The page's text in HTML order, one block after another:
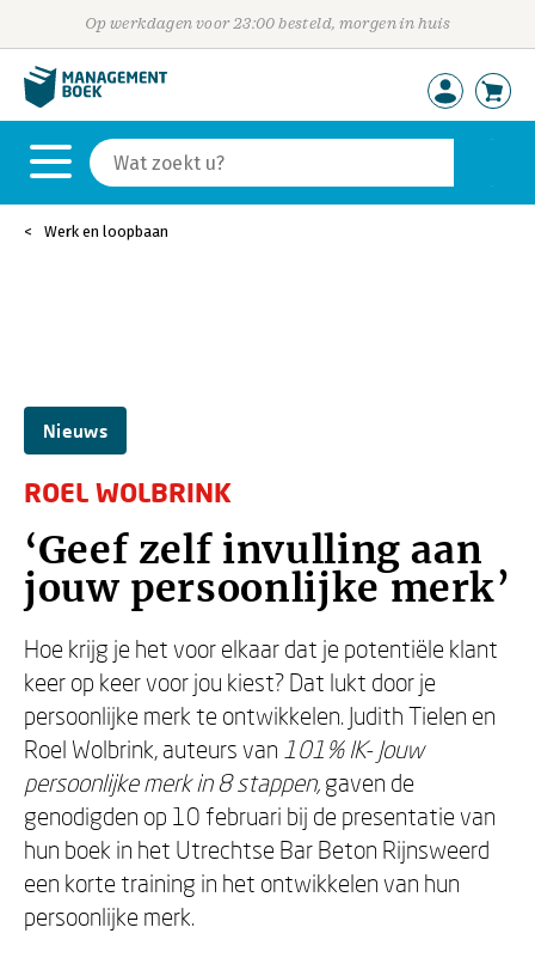
Op werkdagen voor 23:00 besteld, morgen in huis
Werk en loopbaan
Nieuws
ROEL WOLBRINK
‘Geef zelf invulling aan
jouw persoonlijke merk’
Hoe krijg je het voor elkaar dat je potentiële klant
keer op keer voor jou kiest? Dat lukt door je
persoonlijke merk te ontwikkelen. Judith Tielen en
Roel Wolbrink, auteurs van 101% IK- Jouw
persoonlijke merk in 8 stappen, gaven de
genodigden op 10 februari bij de presentatie van
hun boek in het Utrechtse Bar Beton Rijnsweerd
een korte training in het ontwikkelen van hun
persoonlijke merk.